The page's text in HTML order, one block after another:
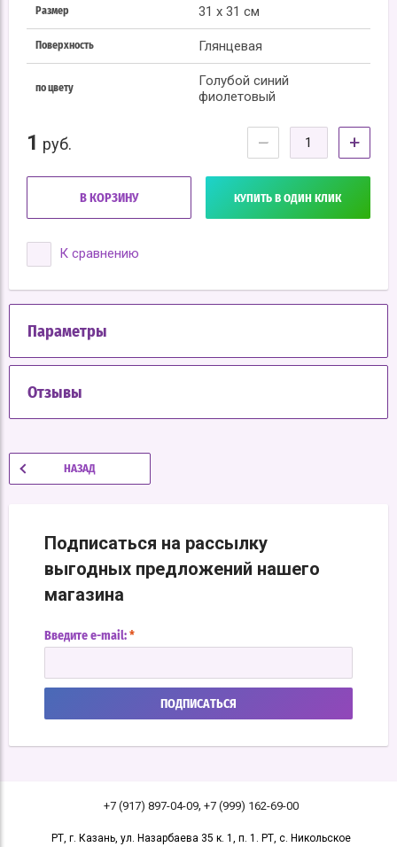
Размер 31 x 31 см
Поверхность Глянцевая
по цвету
Голубой синий
фиолетовый
1 руб. − +
В КОРЗИНУ КУПИТЬ В ОДИН КЛИК
К сравнению
Параметры
Отзывы
НАЗАД
Подписаться на рассылку
выгодных предложений нашего
магазина
Введите e-mail: *
ПОДПИСАТЬСЯ
+7 (917) 897-04-09, +7 (999) 162-69-00
РТ, г. Казань, ул. Назарбаева 35 к. 1, п. 1. РТ, с. Никольское